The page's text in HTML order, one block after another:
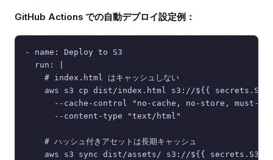
GitHub Actions での自動デプロイ設定例：
- name: Deploy to S3
  run: |
    # index.html はキャッシュしない
aws s3 cp dist/index.html s3://${{
--cache-control "no-cache, no-store, must-
      --content-type "text/html"
    # ハッシュ付きアセットは長期キャッシュ
aws s3 sync dist/assets/ s3://${{